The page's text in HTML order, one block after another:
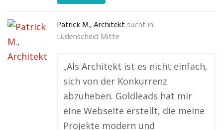
Patrick M., Architekt sucht in
Lüdenscheid Mitte
„Als Architekt ist es nicht einfach,
sich von der Konkurrenz
abzuheben. Goldleads hat mir
eine Webseite erstellt, die meine
Projekte modern und